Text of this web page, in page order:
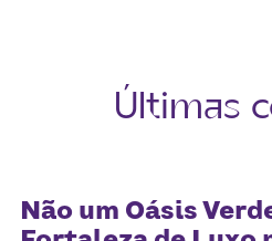
Últimas
Não um Oásis